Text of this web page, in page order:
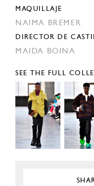
MAQUILLAJE
NAIMA BREMER
DIRECTOR DE
MAIDA BOINA
SEE THE FULL